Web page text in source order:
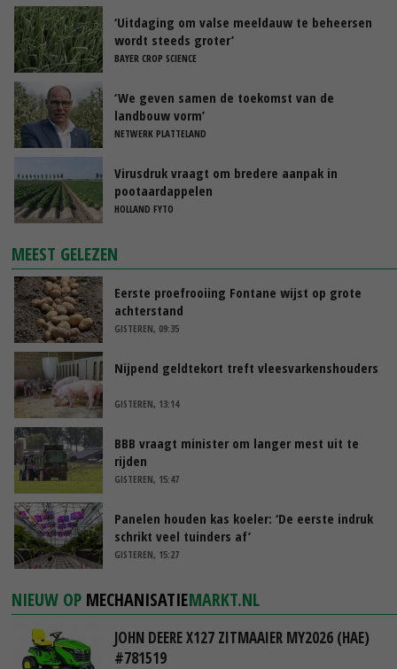
‘Uitdaging om valse meeldauw te beheersen
wordt steeds groter’
BAYER CROP SCIENCE
‘We geven samen de toekomst van de
landbouw vorm’
NETWERK PLATTELAND
Virusdruk vraagt om bredere aanpak in
pootaardappelen
HOLLAND FYTO
MEEST GELEZEN
Eerste proefrooiing Fontane wijst op grote
achterstand
GISTEREN, 09:35
Nijpend geldtekort treft vleesvarkenshouders
GISTEREN, 13:14
BBB vraagt minister om langer mest uit te
rijden
GISTEREN, 15:47
Panelen houden kas koeler: ‘De eerste indruk
schrikt veel tuinders af’
GISTEREN, 15:27
NIEUW OP MECHANISATIEMARKT.NL
JOHN DEERE X127 ZITMAAIER MY2026 (HAE)
#781519